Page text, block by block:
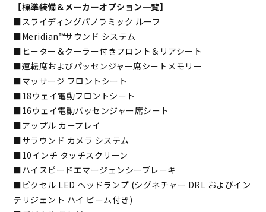
【標準装備＆メーカーオプション一覧】
■スライディングパノラミック ルーフ
■Meridian™サウンド システム
■ヒーター＆クーラー付きフロント＆リアシート
■運転席およびパッセンジャー席シートメモリー
■マッサージ フロントシート
■18ウェイ電動フロントシート
■16ウェイ電動パッセンジャー席シート
■アップル カープレイ
■サラウンド カメラ システム
■10インチ タッチスクリーン
■ハイスピードエマージェンシーブレーキ
■ピクセル LED ヘッドランプ (シグネチャー DRL およびイン
テリジェント ハイ ビーム付き)